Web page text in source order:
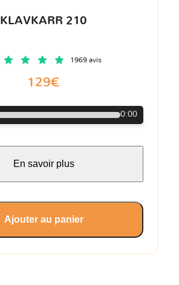
KLAVKARR 210
1969 avis
129€
0:00
En savoir plus
Ajouter au panier